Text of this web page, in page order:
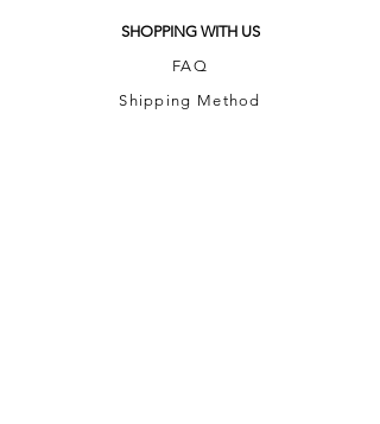
SHOPPING WITH US
FAQ
Shipping Method